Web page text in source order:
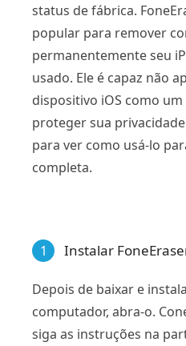
status de fábrica.
popular para remover
permanentemente seu
usado. Ele é capaz não
dispositivo iOS como
proteger sua
para ver como usá-lo
completa.
1 Instalar
Depois de baixar e
computador, abra-o.
siga as instruções na